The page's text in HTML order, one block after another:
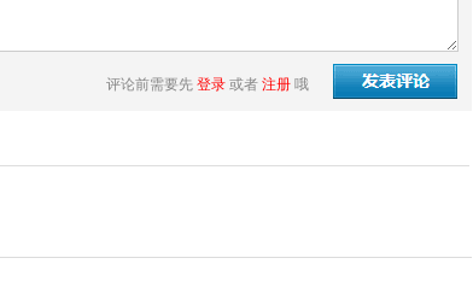
评论前需要先 登录 或者 注册 哦